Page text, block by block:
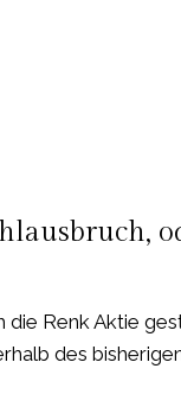
Renk Aktie
des